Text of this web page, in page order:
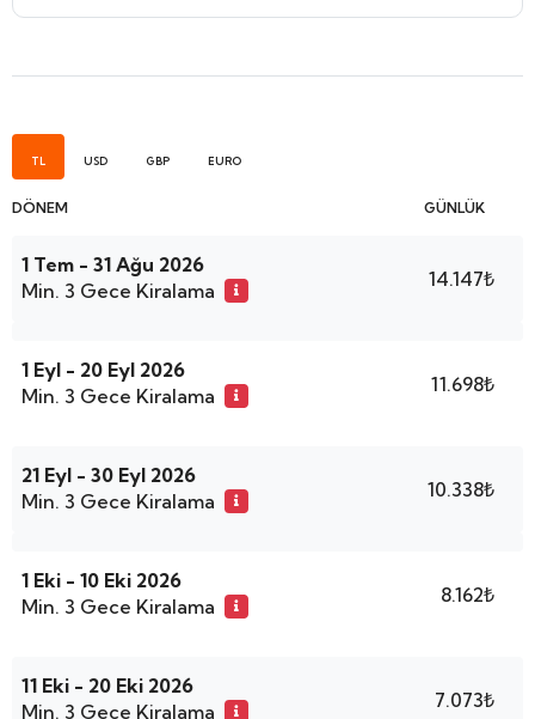
TL USD GBP EURO
DÖNEM GÜNLÜK
1 Tem - 31 Ağu 2026
Min. 3 Gece Kiralama
14.147₺
1 Eyl - 20 Eyl 2026
Min. 3 Gece Kiralama
11.698₺
21 Eyl - 30 Eyl 2026
Min. 3 Gece Kiralama
10.338₺
1 Eki - 10 Eki 2026
Min. 3 Gece Kiralama
8.162₺
11 Eki - 20 Eki 2026
Min. 3 Gece Kiralama
7.073₺